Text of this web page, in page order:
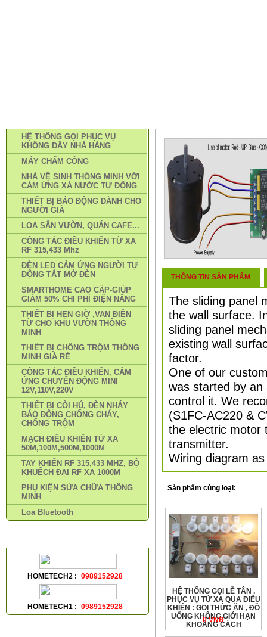
HỆ THỐNG GỌI PHỤC VỤ
KHÔNG DÂY NHÀ HÀNG
MÁY CHẤM CÔNG
NHÀ VỆ SINH THÔNG MINH VỚI
CẢM ỨNG XẢ NƯỚC TỰ ĐỘNG
THIẾT BỊ BÁO ĐỘNG DÀNH CHO
NGƯỜI GIÀ
LOA SÂN VƯỜN, QUÁN CAFE...
CÔNG TẮC ĐIỀU KHIỂN TỪ XA
RF 315,433 Mhz
ĐÈN LED CẢM ỨNG NGƯỜI TỰ
ĐỘNG TẮT MỞ ĐÈN
SMARTHOME CAO CẤP-GIÚP
GIẢM 50% CHI PHÍ ĐIỆN NĂNG
THIẾT BỊ HẸN GIỜ ,VAN ĐIỆN
TỪ CHO KHU VƯỜN THÔNG
MINH
THIẾT BỊ CHỐNG TRỘM THÔNG
MINH GIÁ RẺ
CÔNG TẮC ĐIỀU KHIỂN, CẢM
ỨNG CHUYỂN ĐỘNG MINI
12V,110V,220V
THIẾT BỊ CÒI HÚ, ĐÈN NHÁY
BÁO ĐỘNG CHỐNG CHÁY,
CHỐNG TRỘM
MẠCH ĐIỀU KHIỂN TỪ XA
50M,100M,500M,1000M
TAY KHIỂN RF 315,433 MHZ, BỘ
KHUẾCH ĐẠI RF XA 1000M
PHỤ KIỆN SỬA CHỮA THÔNG
MINH
Loa Bluetooth
HOMETECH2 : 0989152928
HOMETECH1 : 0989152928
DỤNG ĐIỀU KHIỂN TỪ XA RF
THÔNG TIN SẢN PHẨM
The sliding panel
the wall surface.
sliding panel
existing wall
factor.
One of our
was started by
control it. We
(S1FC-AC220 &
the electric motor
transmitter.
Wiring diagram
Sản phẩm cùng loại:
HỆ THỐNG GỌI LỄ TÂN ,
PHỤC VỤ TỪ XA QUA ĐIỀU
KHIỂN : GỌI THỨC ĂN , ĐỒ
UỐNG KHÔNG GIỚI HẠN
KHOẢNG CÁCH
0 VNÐ